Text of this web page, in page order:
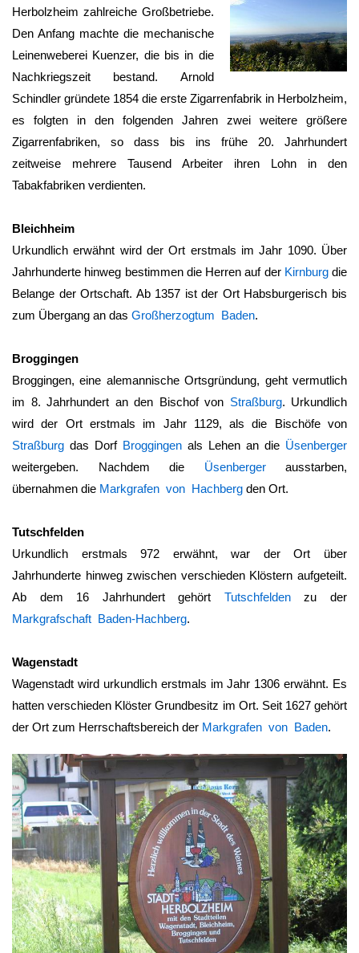
Herbolzheim zahlreiche Großbetriebe.
Den Anfang machte die mechanische
Leinenweberei Kuenzer, die bis in die
Nachkriegszeit bestand. Arnold
Schindler gründete 1854 die erste Zigarrenfabrik in Herbolzheim,
es folgten in den folgenden Jahren zwei weitere größere
Zigarrenfabriken, so dass bis ins frühe 20. Jahrhundert
zeitweise mehrere Tausend Arbeiter ihren Lohn in den
Tabakfabriken verdienten.
Bleichheim
Urkundlich erwähnt wird der Ort erstmals im Jahr 1090. Über
Jahrhunderte hinweg bestimmen die Herren auf der Kirnburgdie
Belange der Ortschaft. Ab 1357 ist der Ort Habsburgerisch bis
zum Übergang an das Großherzogtum Baden.
Broggingen
Broggingen, eine alemannische Ortsgründung, geht vermutlich
im 8. Jahrhundert an den Bischof von Straßburg. Urkundlich
wird der Ort erstmals im Jahr 1129, als die Bischöfe von
Straßburg das Dorf Broggingen als Lehen an die Üsenberger
weitergeben. Nachdem die Üsenbergerausstarben,
übernahmen die Markgrafen von Hachberg den Ort.
Tutschfelden
Urkundlich erstmals 972 erwähnt, war der Ort über
Jahrhunderte hinweg zwischen verschieden Klöstern aufgeteilt.
Ab dem 16 Jahrhundert gehört Tutschfeldenzu der
Markgrafschaft Baden-Hachberg.
Wagenstadt
Wagenstadt wird urkundlich erstmals im Jahr 1306 erwähnt. Es
hatten verschieden Klöster Grundbesitz im Ort. Seit 1627 gehört
der Ort zum Herrschaftsbereich der Markgrafen von Baden.